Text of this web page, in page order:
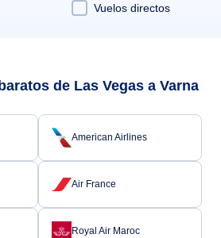
Vuelos directos
de Las Vegas a Varna
American Airlines
Air France
Royal Air Maroc